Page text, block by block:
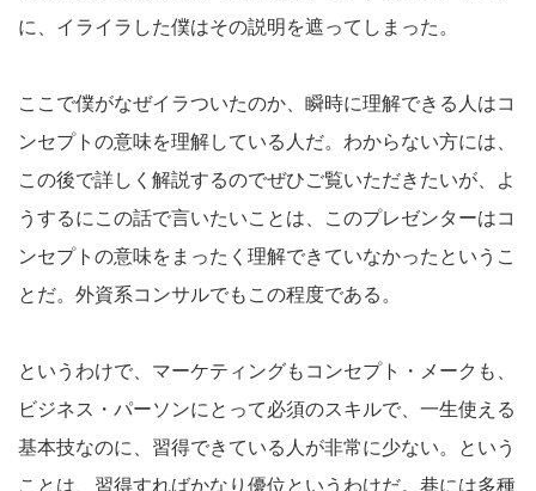
に、イライラした僕はその説明を遮ってしまった。
ここで僕がなぜイラついたのか、瞬時に理解できる人はコ
ンセプトの意味を理解している人だ。わからない方には、
この後で詳しく解説するのでぜひご覧いただきたいが、よ
うするにこの話で言いたいことは、このプレゼンターはコ
ンセプトの意味をまったく理解できていなかったというこ
とだ。外資系コンサルでもこの程度である。
というわけで、マーケティングもコンセプト・メークも、
ビジネス・パーソンにとって必須のスキルで、一生使える
基本技なのに、習得できている人が非常に少ない。という
ことは、習得すればかなり優位というわけだ。巷には多種